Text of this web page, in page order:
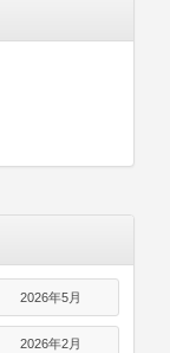
2026年5月
2026年2月